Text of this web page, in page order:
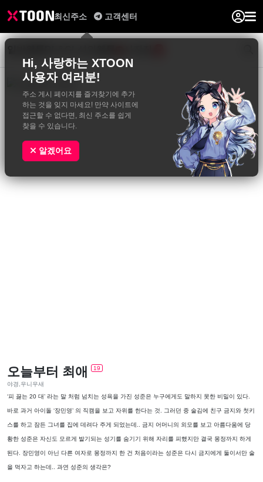
최신주소
Hi, 사랑하는 XTOON
사용자 여러분!
주소 게시 페이지를 즐겨찾기에 추가
하는 것을 잊지 마세요! 만약 사이트에
접근할 수 없다면, 최신 주소를 쉽게
찾을 수 있습니다.
알겠어요
고객센터
오늘부터 최애 19
야경,우니우새
‘피 끓는 20 대’ 라는 말 처럼 넘치는 성욕을 가진 성준은 누구에게도 말하지 못한 비밀이 있다.
바로 과거 아이돌 ‘장민영’ 의 직캠을 보고 자위를 한다는 것. 그러던 중 술김에 친구 금지와 첫키
스를 하고 잠든 그녀를 집에 데려다 주게 되었는데.. 금지 어머니의 외모를 보고 아름다움에 당
황한 성준은 자신도 모르게 발기되는 성기를 숨기기 위해 자리를 피했지만 결국 몽정까지 하게
된다. 장민영이 아닌 다른 여자로 몽정까지 한 건 처음이라는 성준은 다시 금지에게 둘이서만 술
을 먹자고 하는데.. 과연 성준의 생각은?